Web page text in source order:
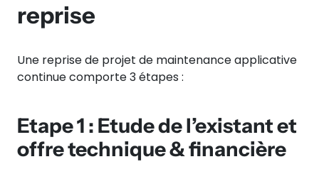
reprise
Une reprise de projet de maintenance applicative
continue comporte 3 étapes :
Etape 1 : Etude de l’existant et
offre technique & financière